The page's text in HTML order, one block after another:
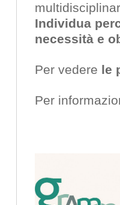
Individua
necessità e
Per vedere le
Per